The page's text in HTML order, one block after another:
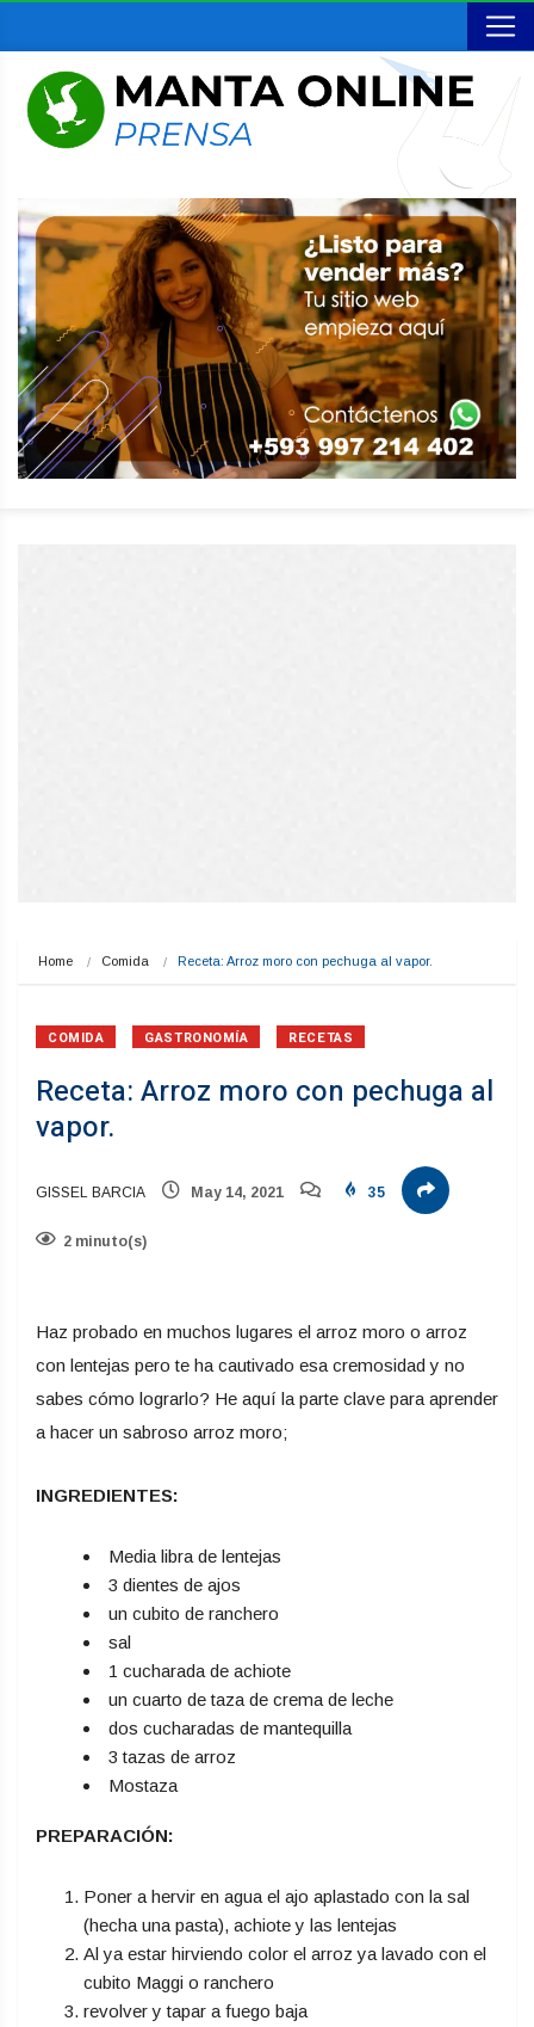
Home Comida Receta: Arroz moro con pechuga al vapor.
COMIDA GASTRONOMÍA RECETAS
Receta: Arroz moro con pechuga al
vapor.
GISSEL BARCIA May 14, 2021 35
2 minuto(s)
Haz probado en muchos lugares el arroz moro o arroz
con lentejas pero te ha cautivado esa cremosidad y no
sabes cómo lograrlo? He aquí la parte clave para aprender
a hacer un sabroso arroz moro;
INGREDIENTES:
Media libra de lentejas
3 dientes de ajos
un cubito de ranchero
sal
1 cucharada de achiote
un cuarto de taza de crema de leche
dos cucharadas de mantequilla
3 tazas de arroz
Mostaza
PREPARACIÓN:
Poner a hervir en agua el ajo aplastado con la sal
(hecha una pasta), achiote y las lentejas
Al ya estar hirviendo color el arroz ya lavado con el
cubito Maggi o ranchero
revolver y tapar a fuego baja